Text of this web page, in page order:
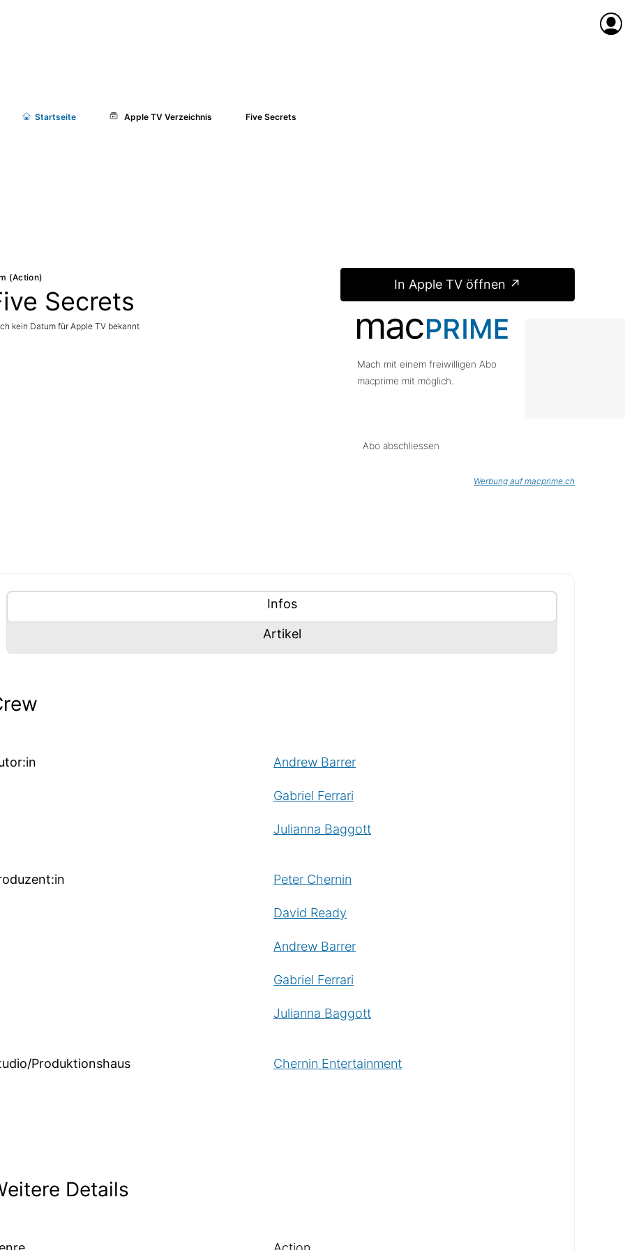
Startseite Apple TV Verzeichnis Five Secrets
(Action)
Secrets
kein Datum für Apple TV bekannt
In Apple TV öffnen ↗
Mach mit einem freiwilligen Abo
macprime mit möglich.
Abo abschliessen
Werbung auf macprime.ch
Inhalte (Tabliste)
Tablisten-Controls
Panel mit
Infosanzeigen
Panel mit
Artikelanzeigen
Andrew Barrer
Gabriel Ferrari
Julianna Baggott
Peter Chernin
David Ready
Andrew Barrer
Gabriel Ferrari
Julianna Baggott
Produktionshaus Chernin Entertainment
Details